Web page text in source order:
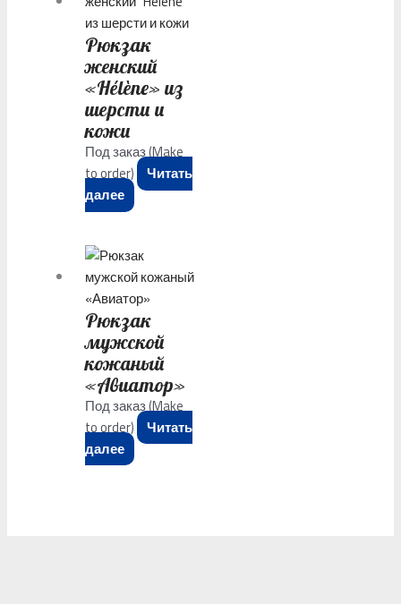
Рюкзак
женский
«Hélène» из
шерсти и
кожи
Под заказ (Make
to order)
Читать
далее
Рюкзак
мужской
кожаный
«Авиатор»
Под заказ (Make
to order)
Читать
далее